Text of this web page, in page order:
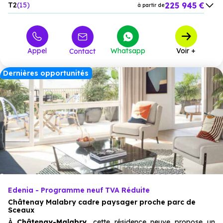
T2 15 à partir de225 945 €
à partir de 398 262 €
Appel Contact Whatsapp Voir +
Dernières opportunités
Edenia - Programme neuf TVA Réduite
Châtenay Malabry cadre paysager proche parc de
Sceaux